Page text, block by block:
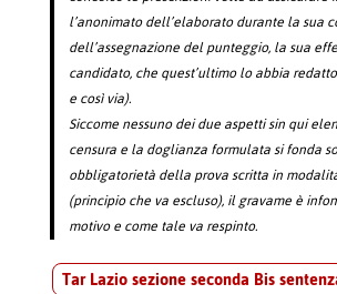
l’anonimato dell’elaborato durante la sua
dell’assegnazione del punteggio, la sua
candidato, che quest’ultimo lo abbia
e così via).
Siccome nessuno dei due aspetti sin qui
censura e la doglianza formulata si fonda
obbligatorietà della prova scritta in
(principio che va escluso), il gravame è
motivo e come tale va respinto.
Tar Lazio sezione seconda Bis